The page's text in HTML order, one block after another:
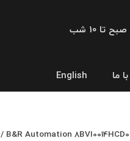
ما English
/ B&R Automation